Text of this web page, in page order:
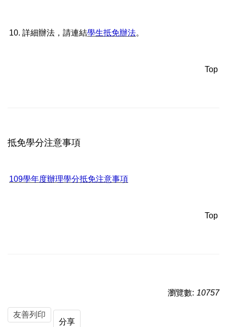
10. 詳細辦法，請連結學生抵免辦法。
Top
抵免學分注意事項
109學年度辦理學分抵免注意事項
Top
瀏覽數: 10757
友善列印
分享